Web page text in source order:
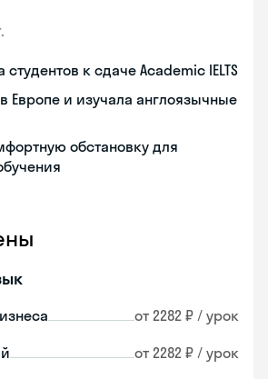
студентов к сдаче Academic IELTS
Европе и изучала англоязычные
обстановку для
от 2282 ₽ / урок
от 2282 ₽ / урок